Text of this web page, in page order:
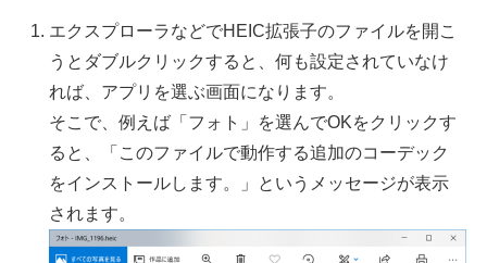
エクスプローラなどでHEIC拡張子のファイルを開こ
うとダブルクリックすると、何も設定されていなけ
れば、アプリを選ぶ画面になります。
そこで、例えば「フォト」を選んでOKをクリックす
ると、「このファイルで動作する追加のコーデック
をインストールします。」というメッセージが表示
されます。